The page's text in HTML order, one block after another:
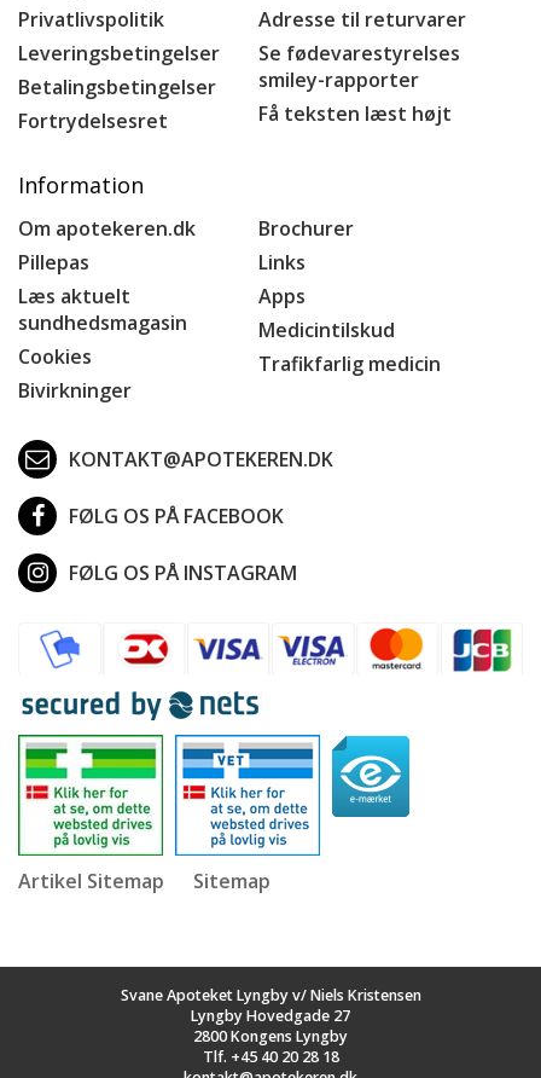
Privatlivspolitik
Leveringsbetingelser
Betalingsbetingelser
Fortrydelsesret
Adresse til returvarer
Se fødevarestyrelses
smiley-rapporter
Få teksten læst højt
Information
Om apotekeren.dk
Pillepas
Læs aktuelt
sundhedsmagasin
Cookies
Bivirkninger
Brochurer
Links
Apps
Medicintilskud
Trafikfarlig medicin
KONTAKT@APOTEKEREN.DK
FØLG OS PÅ FACEBOOK
FØLG OS PÅ INSTAGRAM
Artikel Sitemap Sitemap
Svane Apoteket Lyngby v/ Niels Kristensen
Lyngby Hovedgade 27
2800 Kongens Lyngby
Tlf. +45 40 20 28 18